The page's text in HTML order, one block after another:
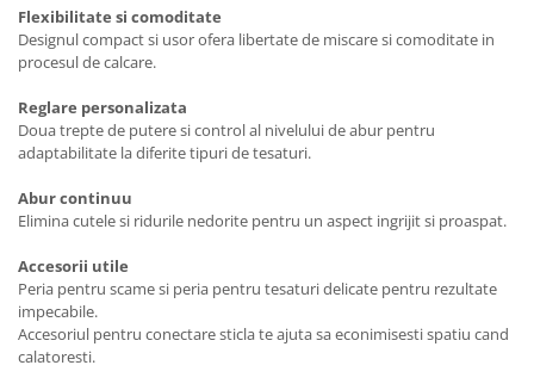
Perii de par electrice
Periute de dinti electrice
Placi de indreptat parul
Plite
Preparare alimente
Preparare ceai si cafea
Aparate de spumat lapte
Espressoare
Preparare desert
Flexibilitate si comoditate
Designul compact si usor ofera libertate de miscare si comoditate in
procesul de calcare.
Reglare personalizata
Doua trepte de putere si control al nivelului de abur pentru
adaptabilitate la diferite tipuri de tesaturi.
Abur continuu
Elimina cutele si ridurile nedorite pentru un aspect ingrijit si proaspat.
Accesorii utile
Peria pentru scame si peria pentru tesaturi delicate pentru rezultate
impecabile.
Accesoriul pentru conectare sticla te ajuta sa econimisesti spatiu cand
calatoresti.